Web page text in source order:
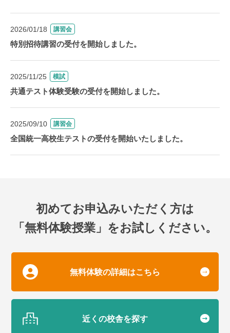
2026/01/18 講習会
特別招待講習の受付を開始しました。
2025/11/25 模試
共通テスト体験受験の受付を開始しました。
2025/09/10 講習会
全国統一高校生テストの受付を開始いたしました。
初めてお申込みいただく方は
「無料体験授業」をお試しください。
無料体験の詳細はこちら
近くの校舎を探す